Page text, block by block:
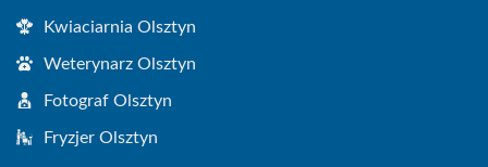
Kwiaciarnia Olsztyn
Weterynarz Olsztyn
Fotograf Olsztyn
Fryzjer Olsztyn